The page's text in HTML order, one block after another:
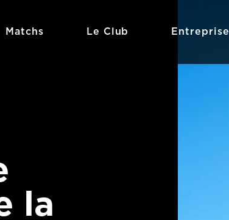
Matchs Le Club Entreprise
la